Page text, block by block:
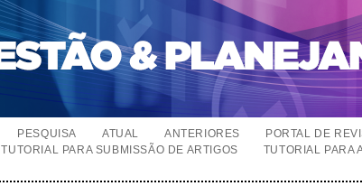
PESQUISA ATUAL ANTERIORES
PORTAL DE
TUTORIAL PARA SUBMISSÃO DE ARTIGOS
TUTORIAL PARA